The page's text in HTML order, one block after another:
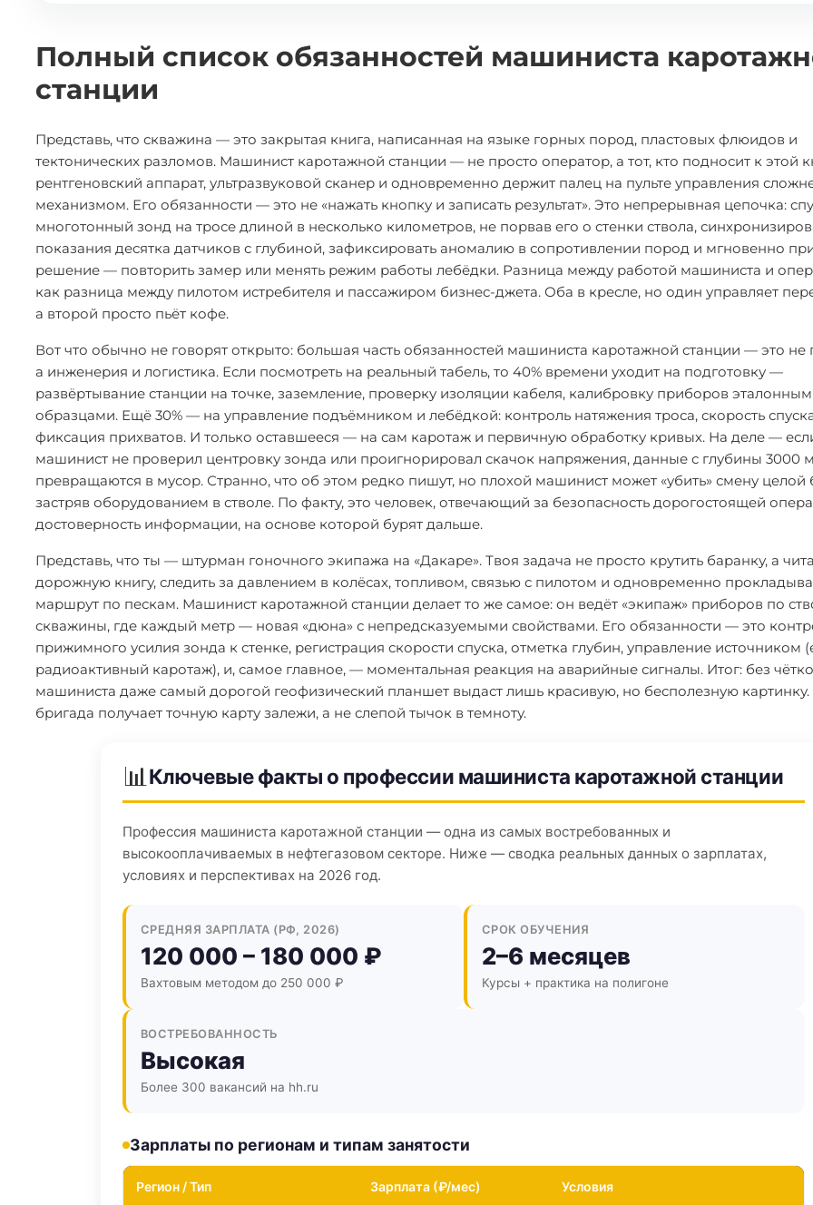
Полный список обязанностей машиниста
станции
Представь, что скважина — это закрытая книга, написанная на языке горных пород, пластовых флюидов и
тектонических разломов. Машинист каротажной станции — не просто оператор, а тот, кто подносит к этой
рентгеновский аппарат, ультразвуковой сканер и одновременно держит палец на пульте управления
механизмом. Его обязанности — это не «нажать кнопку и записать результат». Это непрерывная цепочка:
многотонный зонд на тросе длиной в несколько километров, не порвав его о стенки ствола,
показания десятка датчиков с глубиной, зафиксировать аномалию в сопротивлении пород и мгновенно
решение — повторить замер или менять режим работы лебёдки. Разница между работой машиниста и
как разница между пилотом истребителя и пассажиром бизнес-джета. Оба в кресле, но один управляет
а второй просто пьёт кофе.
Вот что обычно не говорят открыто: большая часть обязанностей машиниста каротажной станции — это не
а инженерия и логистика. Если посмотреть на реальный табель, то 40% времени уходит на подготовку —
развёртывание станции на точке, заземление, проверку изоляции кабеля, калибровку приборов
образцами. Ещё 30% — на управление подъёмником и лебёдкой: контроль натяжения троса, скорость
фиксация прихватов. И только оставшееся — на сам каротаж и первичную обработку кривых. На деле —
машинист не проверил центровку зонда или проигнорировал скачок напряжения, данные с глубины 3000
превращаются в мусор. Странно, что об этом редко пишут, но плохой машинист может «убить» смену целой
застряв оборудованием в стволе. По факту, это человек, отвечающий за безопасность дорогостоящей
достоверность информации, на основе которой бурят дальше.
Представь, что ты — штурман гоночного экипажа на «Дакаре». Твоя задача не просто крутить баранку, а
дорожную книгу, следить за давлением в колёсах, топливом, связью с пилотом и одновременно
маршрут по пескам. Машинист каротажной станции делает то же самое: он ведёт «экипаж» приборов по
скважины, где каждый метр — новая «дюна» с непредсказуемыми свойствами. Его обязанности — это
прижимного усилия зонда к стенке, регистрация скорости спуска, отметка глубин, управление источником
радиоактивный каротаж), и, самое главное, — моментальная реакция на аварийные сигналы. Итог: без
машиниста даже самый дорогой геофизический планшет выдаст лишь красивую, но бесполезную
бригада получает точную карту залежи, а не слепой тычок в темноту.
📊Ключевые факты о профессии машиниста каротажной станции
Профессия машиниста каротажной станции — одна из самых востребованных и
высокооплачиваемых в нефтегазовом секторе. Ниже — сводка реальных данных о зарплатах,
условиях и перспективах на 2026 год.
СРЕДНЯЯ ЗАРПЛАТА (РФ, 2026)
120 000 – 180 000 ₽
Вахтовым методом до 250 000 ₽
СРОК ОБУЧЕНИЯ
2–6 месяцев
Курсы + практика на полигоне
ВОСТРЕБОВАННОСТЬ
Высокая
Более 300 вакансий на hh.ru
Зарплаты по регионам и типам занятости
Регион / Тип Зарплата (₽/мес) Условия